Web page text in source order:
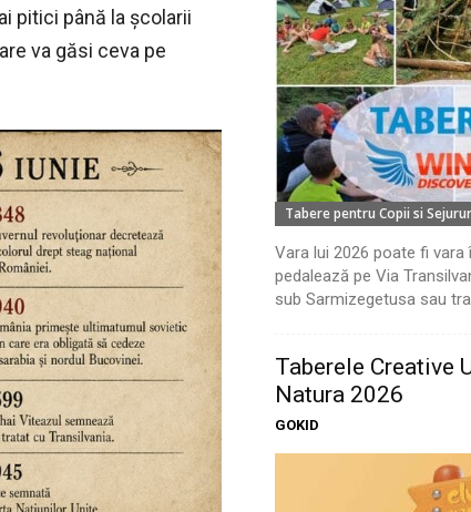
pitici până la școlarii
va găsi ceva pe
Tabere pentru Copii si
Vara lui 2026 poate fi vara
pedalează pe Via
sub Sarmizegetusa sau
Taberele Creative
Natura 2026
GOKID